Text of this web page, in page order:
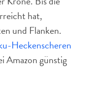
hat,
und Flanken.
Heckenscheren
Amazon günstig